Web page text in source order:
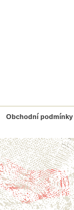
Obchodní podmínky
PayPal